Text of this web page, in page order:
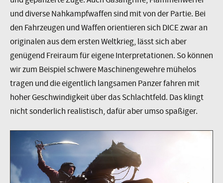
und diverse Nahkampfwaffen sind mit von der Partie. Bei
den Fahrzeugen und Waffen orientieren sich DICE zwar an
originalen aus dem ersten Weltkrieg, lässt sich aber
genügend Freiraum für eigene Interpretationen. So können
wir zum Beispiel schwere Maschinengewehre mühelos
tragen und die eigentlich langsamen Panzer fahren mit
hoher Geschwindigkeit über das Schlachtfeld. Das klingt
nicht sonderlich realistisch, dafür aber umso spaßiger.